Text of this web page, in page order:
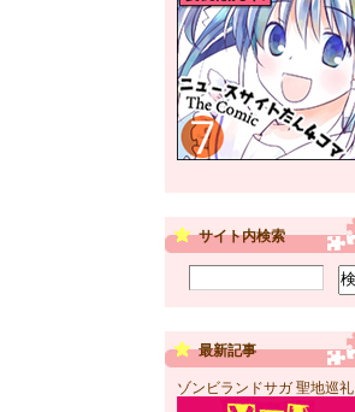
サイト内検索
最新記事
ゾンビランドサガ 聖地巡礼